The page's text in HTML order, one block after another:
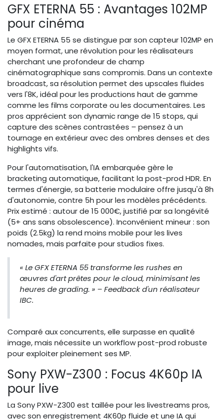
GFX ETERNA 55 : Avantages 102MP
pour cinéma
Le GFX ETERNA 55 se distingue par son capteur 102MP en
moyen format, une révolution pour les réalisateurs
cherchant une profondeur de champ
cinématographique sans compromis. Dans un contexte
broadcast, sa résolution permet des upscales fluides
vers l'8K, idéal pour les productions haut de gamme
comme les films corporate ou les documentaires. Les
pros apprécient son dynamic range de 15 stops, qui
capture des scènes contrastées – pensez à un
tournage en extérieur avec des ombres denses et des
highlights vifs.
Pour l'automatisation, l'IA embarquée gère le
bracketing automatique, facilitant la post-prod HDR. En
termes d'énergie, sa batterie modulaire offre jusqu'à 8h
d'autonomie, contre 5h pour les modèles précédents.
Prix estimé : autour de 15 000€, justifié par sa longévité
(5+ ans sans obsolescence). Inconvénient mineur : son
poids (2.5kg) la rend moins mobile pour les lives
nomades, mais parfaite pour studios fixes.
« Le GFX ETERNA 55 transforme les rushes en
œuvres d'art prêtes pour le cloud, minimisant les
heures de grading. » – Feedback d'un réalisateur
IBC.
Comparé aux concurrents, elle surpasse en qualité
image, mais nécessite un workflow post-prod robuste
pour exploiter pleinement ses MP.
Sony PXW-Z300 : Focus 4K60p IA
pour live
La Sony PXW-Z300 est taillée pour les livestreams pros,
avec son enregistrement 4K60p fluide et une IA qui